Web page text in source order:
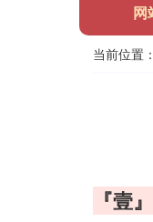
网
当前位置：
『壹